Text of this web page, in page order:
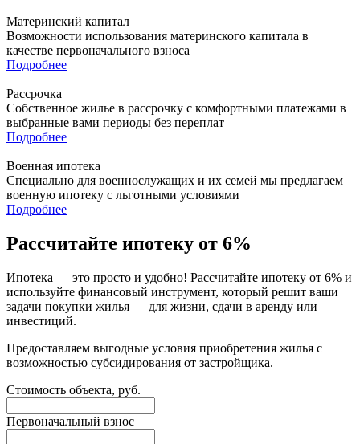
Материнский капитал
Возможности использования материнского капитала в
качестве первоначального взноса
Подробнее
Рассрочка
Собственное жилье в рассрочку с комфортными платежами в
выбранные вами периоды без переплат
Подробнее
Военная ипотека
Специально для военнослужащих и их семей мы предлагаем
военную ипотеку с льготными условиями
Подробнее
Рассчитайте ипотеку от 6%
Ипотека — это просто и удобно! Рассчитайте ипотеку от 6% и
используйте финансовый инструмент, который решит ваши
задачи покупки жилья — для жизни, сдачи в аренду или
инвестиций.
Предоставляем выгодные условия приобретения жилья с
возможностью субсидирования от застройщика.
Стоимость объекта, руб.
Первоначальный взнос